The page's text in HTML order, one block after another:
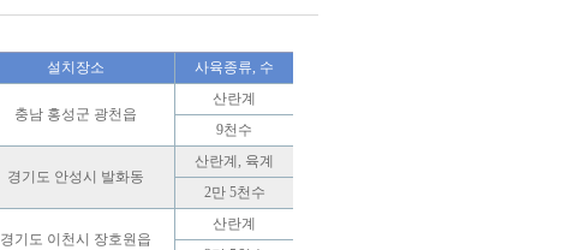
설치장소 사육종류, 수
충남 홍성군 광천읍
산란계
9천수
경기도 안성시 발화동
산란계, 육계
2만 5천수
경기도 이천시 장호원읍
산란계